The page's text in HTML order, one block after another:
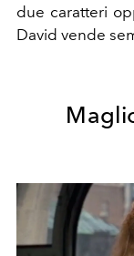
due caratteri
David vende